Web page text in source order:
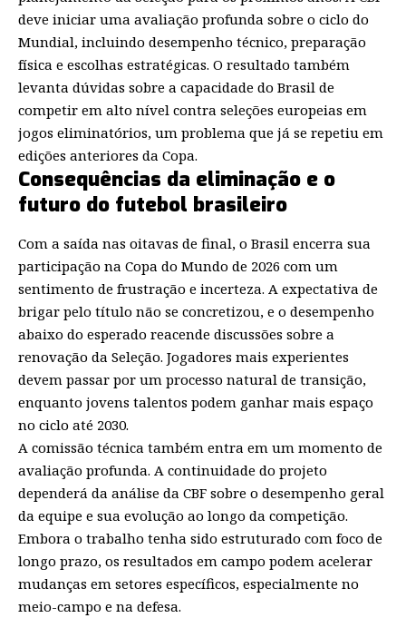
deve iniciar uma avaliação profunda sobre o ciclo do
Mundial, incluindo desempenho técnico, preparação
física e escolhas estratégicas. O resultado também
levanta dúvidas sobre a capacidade do Brasil de
competir em alto nível contra seleções europeias em
jogos eliminatórios, um problema que já se repetiu em
edições anteriores da Copa.
Consequências da eliminação e o
futuro do futebol brasileiro
Com a saída nas oitavas de final, o Brasil encerra sua
participação na Copa do Mundo de 2026 com um
sentimento de frustração e incerteza. A expectativa de
brigar pelo título não se concretizou, e o desempenho
abaixo do esperado reacende discussões sobre a
renovação da Seleção. Jogadores mais experientes
devem passar por um processo natural de transição,
enquanto jovens talentos podem ganhar mais espaço
no ciclo até 2030.
A comissão técnica também entra em um momento de
avaliação profunda. A continuidade do projeto
dependerá da análise da CBF sobre o desempenho geral
da equipe e sua evolução ao longo da competição.
Embora o trabalho tenha sido estruturado com foco de
longo prazo, os resultados em campo podem acelerar
mudanças em setores específicos, especialmente no
meio-campo e na defesa.